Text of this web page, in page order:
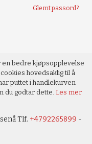
Glemt passord?
en bedre kjøpsopplevelse
hovedsaklig til å
puttet i handlekurven
du godtar dette.Les mer
Tlf. +4792265899 -